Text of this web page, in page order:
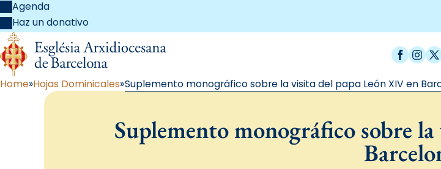
Agenda
Haz un donativo
X
Home Hojas Dominicales Suplemento monográfico sobre la visita del papa León XIV en
Suplemento monográfico sobre